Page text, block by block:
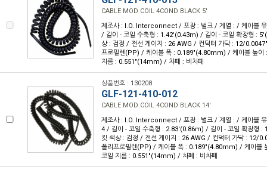
CABLE MOD COIL 4COND BLACK 5'
제조사 : I.O. Interconnect / 포장 : 벌크 / 계열 : / 케이블
/ 길이 - 코일 수축형 : 1.42'(0.43m) / 길이 - 코일 확장형 :
상 : 검정 / 전선 게이지 : 26 AWG / 컨덕터 가닥 : 12/
프로필렌(PP) / 케이블 폭 : 0.189"(4.80mm) / 케이블 높
지름 : 0.551"(14mm) / 차폐 : 비차폐
상품번호 : 130208
GLF-121-410-012
CABLE MOD COIL 4COND BLACK 14'
제조사 : I.O. Interconnect / 포장 : 벌크 / 계열 : / 케이블
4 / 길이 - 코일 수축형 : 2.83'(0.86m) / 길이 - 코일 확장형
킷 색상 : 검정 / 전선 게이지 : 26 AWG / 컨덕터 가닥 : 12/
폴리프로필렌(PP) / 케이블 폭 : 0.189"(4.80mm) / 케이
코일 지름 : 0.551"(14mm) / 차폐 : 비차폐